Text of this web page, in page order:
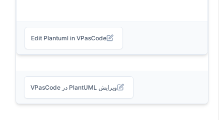
Edit Plantuml in VPasCode
ویرایش PlantUML در VPasCode